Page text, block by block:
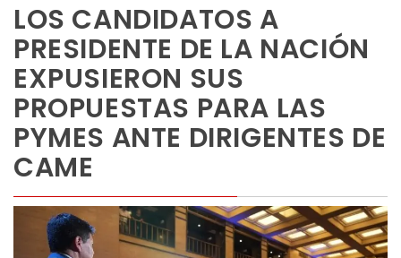
LOS CANDIDATOS A
PRESIDENTE DE LA NACIÓN
EXPUSIERON SUS
PROPUESTAS PARA LAS
PYMES ANTE DIRIGENTES DE
CAME